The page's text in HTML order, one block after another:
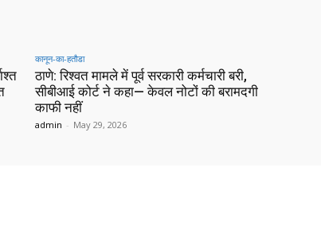
कानून-का-हतौडा
ठाणे: रिश्वत मामले में पूर्व सरकारी कर्मचारी बरी,
सीबीआई कोर्ट ने कहा— केवल नोटों की बरामदगी
काफी नहीं
admin - May 29, 2026